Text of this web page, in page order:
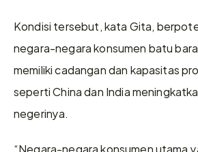
Kondisi tersebut, kata Gita,
negara-negara konsumen batu
memiliki cadangan dan kapasitas
seperti China dan India
negerinya.
“Negara-negara konsumen utama